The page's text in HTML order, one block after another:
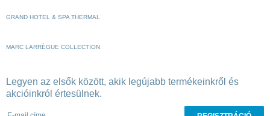
GRAND HOTEL & SPA THERMAL
MARC LARRÈGUE COLLECTION
Legyen az elsők között, akik legújabb termékeinkről és
akcióinkról értesülnek.
E-mail címe